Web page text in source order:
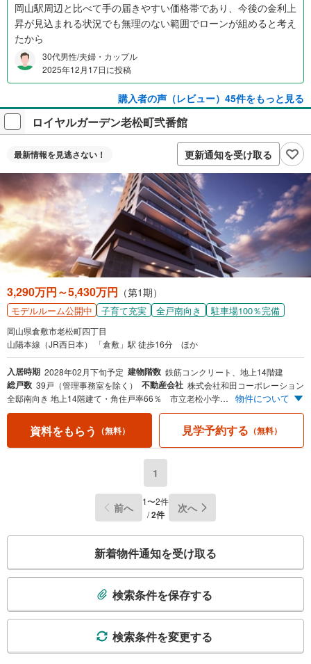
岡山駅周辺と比べて手の届きやすい価格帯であり、今後の金利上
昇が見込まれる状況でも無理のない範囲でローンが組めると考え
たから
30代男性/夫婦・カップル
2025年12月17日に投稿
購入者の声（レビュー）45件をもっと見る
ロイヤルガーデン老松町弐番館
最新情報を見逃さない！ 更新通知を受け取る
3,290万円～5,430万円 （第1期）
モデルルーム公開中 子育て充実 全戸南向き 駐車場100％完備
岡山県倉敷市老松町四丁目
山陽本線（JR西日本） 「倉敷」駅 徒歩16分 ほか
入居時期 2028年02月下旬予定 建物階数 鉄筋コンクリート、地上14階建
総戸数 39戸（管理事務室を除く） 不動産会社 株式会社和田コーポレーション
全邸南向き 地上14階建て・角住戸率66％ 市立老松小学校 徒歩8分（600m）市立西中学校区 平面駐車場率150％超 全39戸に対して63台分の駐車スペースを確保 EV充電対応区画あり 暮らしに、未来に優しい ZEH-M Oriented（ゼッチ・M・オリエンテッド）取得予定
物件について
資料をもらう （無料） 見学予約する （無料）
1
前へ
1〜2件
/2件 次へ
検
件
通
新着物件通知を受け取る
検索条件を保存する
検索条件を変更する